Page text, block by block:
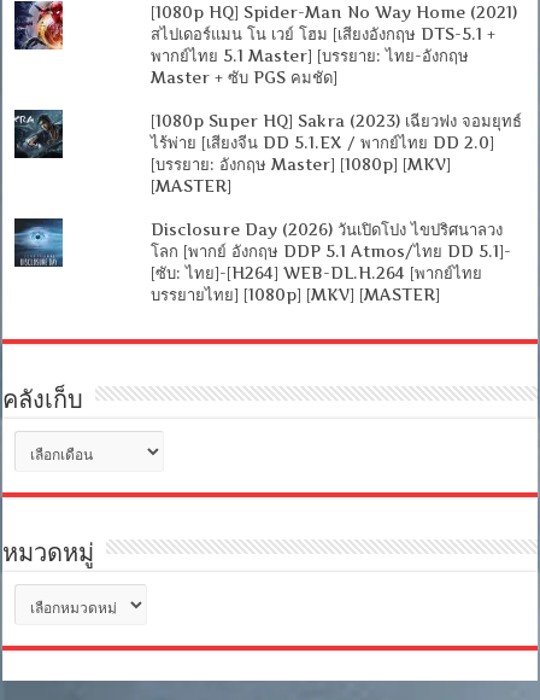
[1080p HQ] Spider-Man No Way Home (2021)
สไปเดอร์แมน โน เวย์ โฮม [เสียงอังกฤษ DTS-5.1 +
พากย์ไทย 5.1 Master] [บรรยาย: ไทย-อังกฤษ
Master + ซับ PGS คมชัด]
[1080p Super HQ] Sakra (2023) เฉียวฟง จอมยุทธ์
ไร้พ่าย [เสียงจีน DD 5.1.EX / พากย์ไทย DD 2.0]
[บรรยาย: อังกฤษ Master] [1080p] [MKV]
[MASTER]
Disclosure Day (2026) วันเปิดโปง ไขปริศนาลวง
โลก [พากย์ อังกฤษ DDP 5.1 Atmos/ไทย DD 5.1]-
[ซับ: ไทย]-[H264] WEB-DL.H.264 [พากย์ไทย
บรรยายไทย] [1080p] [MKV] [MASTER]
คลังเก็บ
เก็บ
หมวดหมู่
หมู่